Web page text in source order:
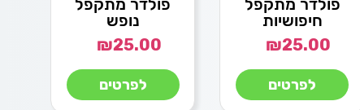
פולדר מתקפל
חיפושיות
₪25.00
לפרטים
פולדר מתקפל
נופש
₪25.00
לפרטים